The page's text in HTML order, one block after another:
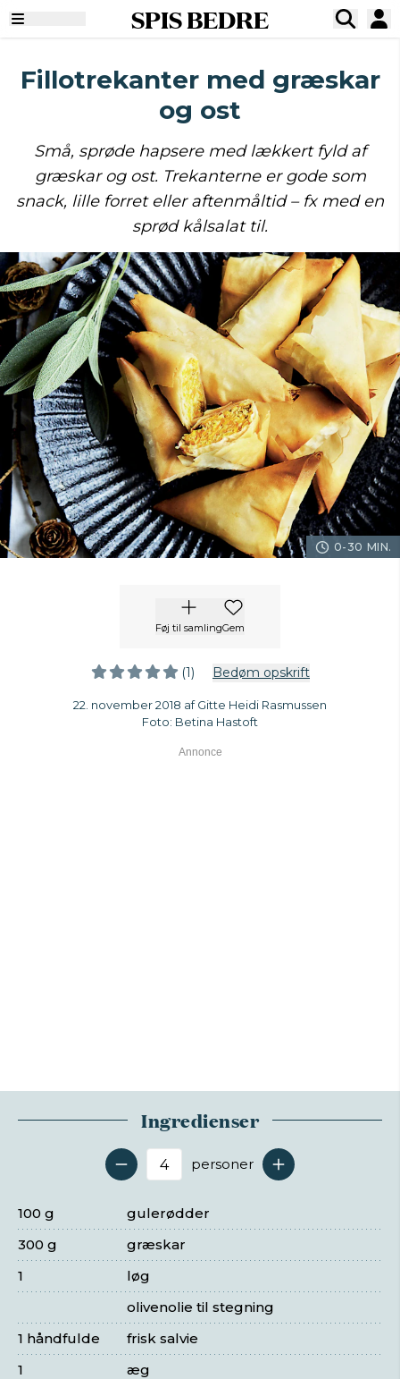
SPIS BEDRE
Fillotrekanter med græskar
og ost
Små, sprøde hapsere med lækkert fyld af
græskar og ost. Trekanterne er gode som
snack, lille forret eller aftenmåltid – fx med en
sprød kålsalat til.
0-30 MIN.
Føj til samlingGem
(1) Bedøm opskrift
22. november 2018 af Gitte Heidi Rasmussen
Foto: Betina Hastoft
Ingredienser
Antal serveringer
personer
gulerødder
100 g
græskar
300 g
løg
1
olivenolie til stegning
frisk salvie
1 håndfulde
æg
1